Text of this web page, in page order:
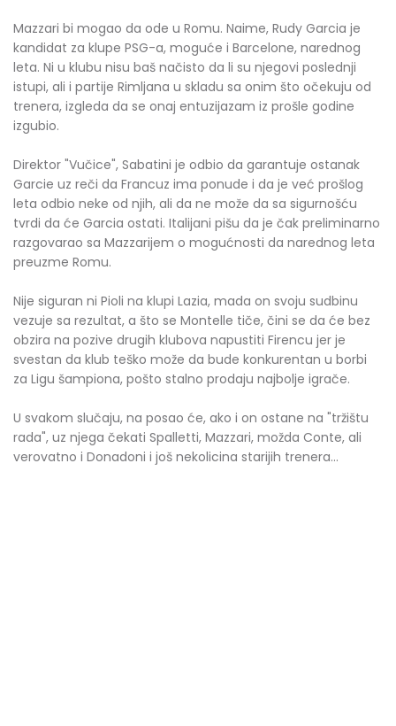
Mazzari bi mogao da ode u Romu. Naime, Rudy Garcia je
kandidat za klupe PSG-a, moguće i Barcelone, narednog
leta. Ni u klubu nisu baš načisto da li su njegovi poslednji
istupi, ali i partije Rimljana u skladu sa onim što očekuju od
trenera, izgleda da se onaj entuzijazam iz prošle godine
izgubio.
Direktor "Vučice", Sabatini je odbio da garantuje ostanak
Garcie uz reči da Francuz ima ponude i da je već prošlog
leta odbio neke od njih, ali da ne može da sa sigurnošću
tvrdi da će Garcia ostati. Italijani pišu da je čak preliminarno
razgovarao sa Mazzarijem o mogućnosti da narednog leta
preuzme Romu.
Nije siguran ni Pioli na klupi Lazia, mada on svoju sudbinu
vezuje sa rezultat, a što se Montelle tiče, čini se da će bez
obzira na pozive drugih klubova napustiti Firencu jer je
svestan da klub teško može da bude konkurentan u borbi
za Ligu šampiona, pošto stalno prodaju najbolje igrače.
U svakom slučaju, na posao će, ako i on ostane na "tržištu
rada", uz njega čekati Spalletti, Mazzari, možda Conte, ali
verovatno i Donadoni i još nekolicina starijih trenera...